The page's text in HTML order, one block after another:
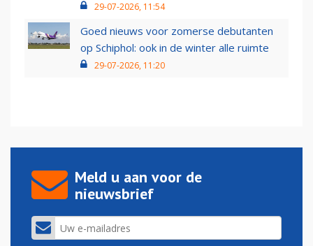
29-07-2026, 11:54
Goed nieuws voor zomerse debutanten
op Schiphol: ook in de winter alle ruimte
29-07-2026, 11:20
Meld u aan voor de
nieuwsbrief